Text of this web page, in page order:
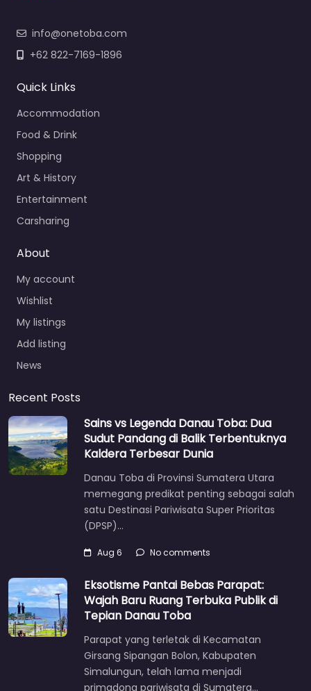
info@onetoba.com
+62 822-7169-1896
Quick Links
Accommodation
Food & Drink
Shopping
Art & History
Entertainment
Carsharing
About
My account
Wishlist
My listings
Add listing
News
Recent Posts
Sains vs Legenda Danau Toba: Dua
Sudut Pandang di Balik Terbentuknya
Kaldera Terbesar Dunia
Danau Toba di Provinsi Sumatera Utara
memegang predikat penting sebagai salah
satu Destinasi Pariwisata Super Prioritas
(DPSP)…
Aug 6 No comments
Eksotisme Pantai Bebas Parapat:
Wajah Baru Ruang Terbuka Publik di
Tepian Danau Toba
Parapat yang terletak di Kecamatan
Girsang Sipangan Bolon, Kabupaten
Simalungun, telah lama menjadi
primadona pariwisata di Sumatera…